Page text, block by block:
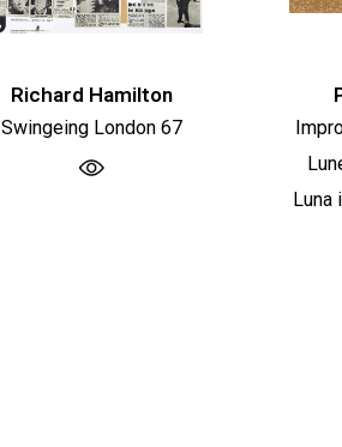
Richard Hamilton
Swingeing London 67
Luna